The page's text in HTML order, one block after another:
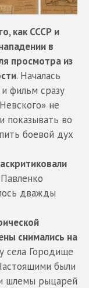
как СССР и
в
просмотра из
. Началась
фильм сразу
не
показывать во
боевой дух
дважды
снимались на
села Городище
были
шлемы рыцарей